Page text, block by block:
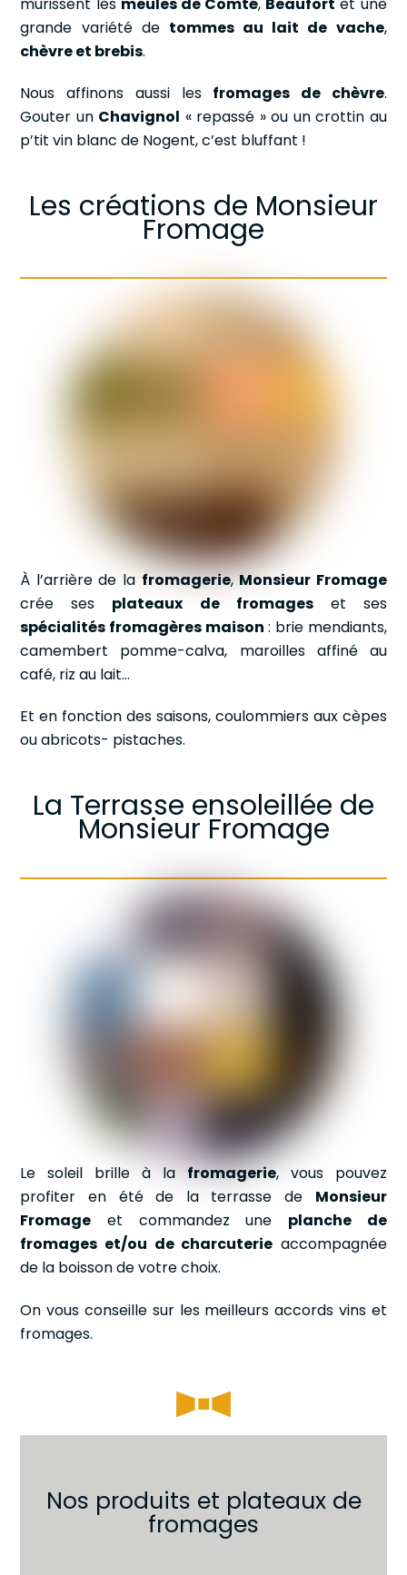
grande variété de tommes au lait de vache,
chèvre et brebis.
Nous affinons aussi les fromages de chèvre.
Gouter un Chavignol « repassé » ou un crottin au
p’tit vin blanc de Nogent, c’est bluffant !
Les créations de Monsieur
Fromage
À l’arrière de la fromagerie,Monsieur Fromage
crée ses plateaux de fromageset ses
spécialités fromagères maison : brie mendiants,
camembert pomme-calva, maroilles affiné au
café, riz au lait…
Et en fonction des saisons, coulommiers aux cèpes
ou abricots- pistaches.
La Terrasse ensoleillée de
Monsieur Fromage
Le soleil brille à lafromagerie, vous pouvez
profiter en été de la terrasse de Monsieur
Fromage et commandez une planche de
fromages et/ou de charcuterie accompagnée
de la boisson de votre choix.
On vous conseille sur les meilleurs accords vins et
fromages.
Nos produits et plateaux de
fromages